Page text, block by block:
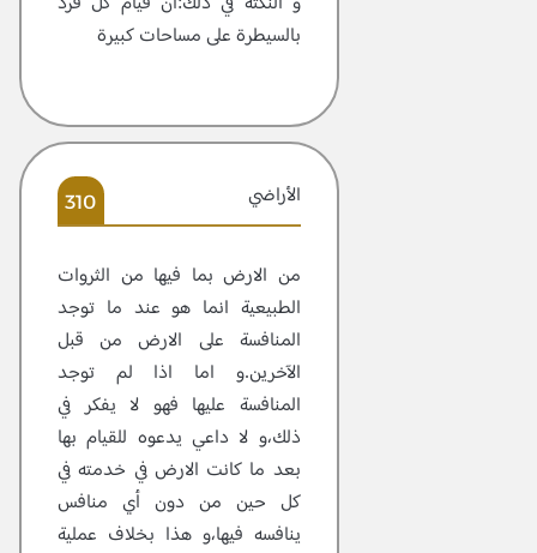
بالسيطرة على مساحات كبيرة
الأراضي 310
من الارض بما فيها من الثروات
الطبيعية انما هو عند ما توجد
المنافسة على الارض من قبل
الآخرين.و اما اذا لم توجد
المنافسة عليها فهو لا يفكر في
ذلك،و لا داعي يدعوه للقيام بها
بعد ما كانت الارض في خدمته في
كل حين من دون أي منافس
ينافسه فيها،و هذا بخلاف عملية